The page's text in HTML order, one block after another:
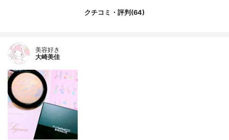
クチコミ・評判(64)
美容好き
大崎美佳